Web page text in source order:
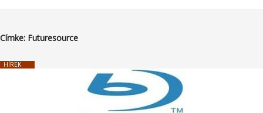
Címke: Futuresource
HÍREK